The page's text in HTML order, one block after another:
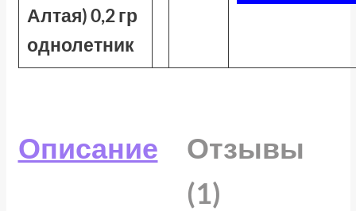
Алтая) 0,2 гр
однолетник
Описание
Отзывы
(1)